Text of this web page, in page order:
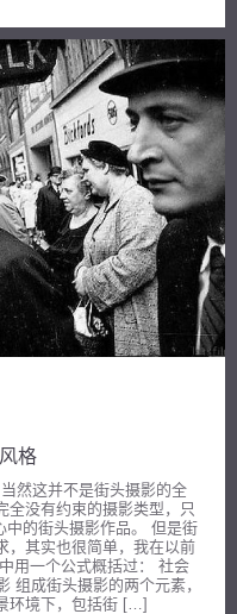
格
然这并不是街头摄影的全
全没有约束的摄影类型，只
的街头摄影作品。 但是街
，其实也很简单，我在以前
用一个公式概括过： 社会
组成街头摄影的两个元素，
环境下，包括街 […]